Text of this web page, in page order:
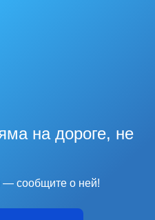
на дороге, не
— сообщите о ней!